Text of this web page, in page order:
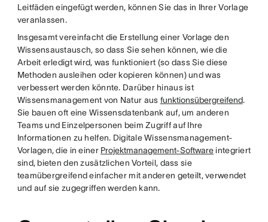
Leitfäden eingefügt werden, können Sie das in Ihrer Vorlage
veranlassen.
Insgesamt vereinfacht die Erstellung einer Vorlage den
Wissensaustausch, so dass Sie sehen können, wie die
Arbeit erledigt wird, was funktioniert (so dass Sie diese
Methoden ausleihen oder kopieren können) und was
verbessert werden könnte. Darüber hinaus ist
Wissensmanagement von Natur aus funktionsübergreifend.
Sie bauen oft eine Wissensdatenbank auf, um anderen
Teams und Einzelpersonen beim Zugriff auf Ihre
Informationen zu helfen. Digitale Wissensmanagement-
Vorlagen, die in einer Projektmanagement-Software integriert
sind, bieten den zusätzlichen Vorteil, dass sie
teamübergreifend einfacher mit anderen geteilt, verwendet
und auf sie zugegriffen werden kann.